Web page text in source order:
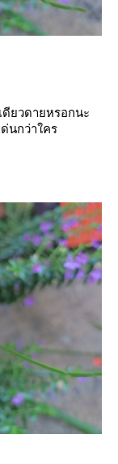
ดียวดายหรอกนะ
นกว่าใคร